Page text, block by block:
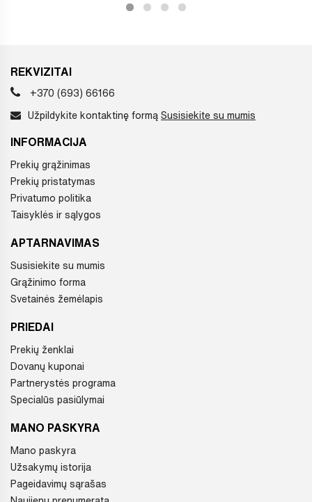
REKVIZITAI
+370 (693) 66166
Užpildykite kontaktinę formą Susisiekite su mumis
INFORMACIJA
Prekių grąžinimas
Prekių pristatymas
Privatumo politika
Taisyklės ir sąlygos
APTARNAVIMAS
Susisiekite su mumis
Grąžinimo forma
Svetainės žemėlapis
PRIEDAI
Prekių ženklai
Dovanų kuponai
Partnerystės programa
Specialūs pasiūlymai
MANO PASKYRA
Mano paskyra
Užsakymų istorija
Pageidavimų sąrašas